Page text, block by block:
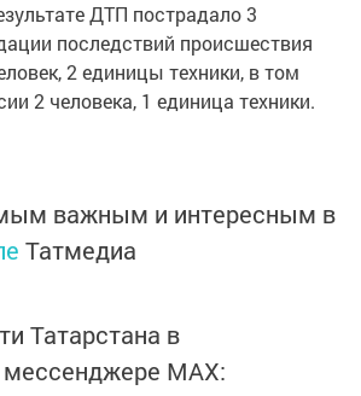
ДТП пострадало 3
последствий происшествия
2 единицы техники, в том
2 человека, 1 единица техники.
важным и интересным в
Татмедиа
Татарстана в
MАХ: